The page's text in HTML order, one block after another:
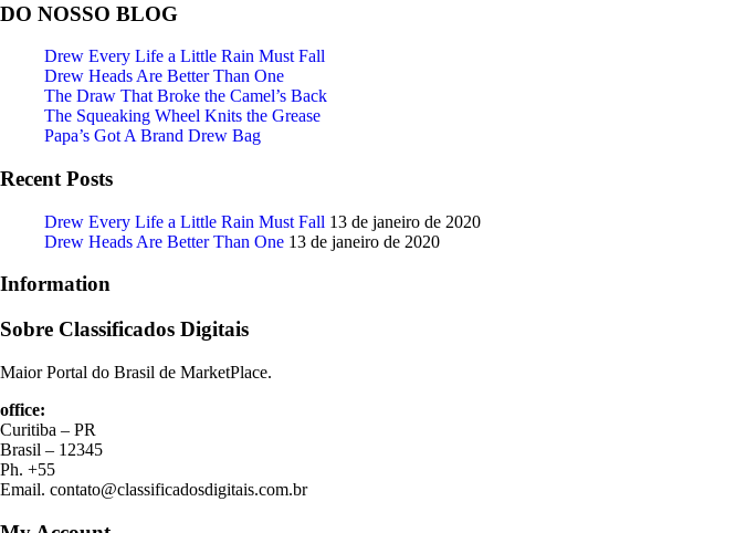
DO NOSSO BLOG
Drew Every Life a Little Rain Must Fall
Drew Heads Are Better Than One
The Draw That Broke the Camel’s Back
The Squeaking Wheel Knits the Grease
Papa’s Got A Brand Drew Bag
Recent Posts
Drew Every Life a Little Rain Must Fall 13 de janeiro de 2020
Drew Heads Are Better Than One 13 de janeiro de 2020
Information
Sobre Classificados Digitais
Maior Portal do Brasil de MarketPlace.
office:
Curitiba – PR
Brasil – 12345
Ph. +55
Email. contato@classificadosdigitais.com.br